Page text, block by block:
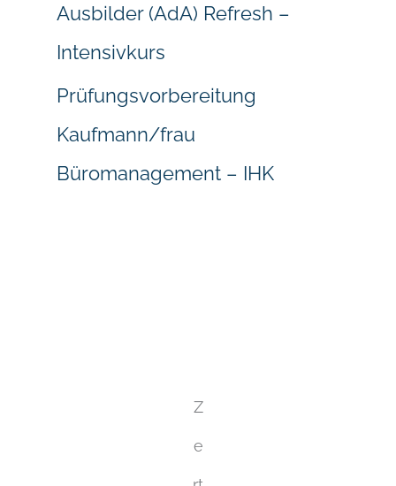
Ausbilder (AdA) Refresh –
Intensivkurs
Prüfungsvorbereitung
Kaufmann/frau
Büromanagement – IHK
Z
e